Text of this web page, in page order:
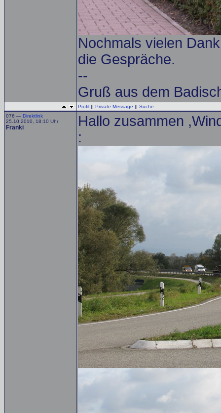
Nochmals vielen
die Gespräche.
--
Gruß aus dem
Profil || Private Message || Suche
076 — Direktlink
25.10.2010, 18:10 Uhr
Franki
Hallo zusammen
: